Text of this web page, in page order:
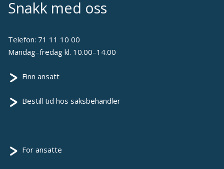
Snakk med oss
Telefon: 71 11 10 00
Mandag–fredag kl. 10.00–14.00
Finn ansatt
Bestill tid hos saksbehandler
For ansatte